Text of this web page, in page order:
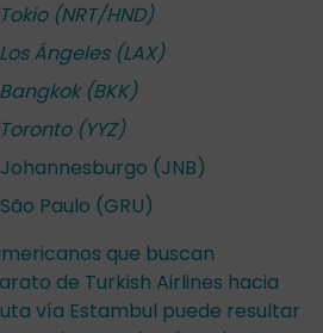
(NRT/HND)
Ángeles (LAX)
(BKK)
(YYZ)
(JNB)
Paulo (GRU)
que buscan
de Turkish Airlines hacia
vía Estambul puede resultar